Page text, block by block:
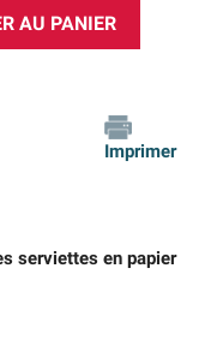
AU PANIER
Imprimer
serviettes en papier